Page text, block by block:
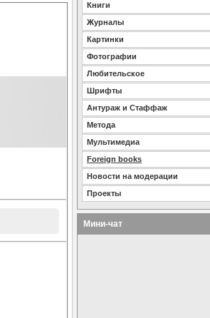
Книги
Журналы
Картинки
Фотографии
Любительское
Шрифты
Антураж и Стаффаж
Метода
Мультимедиа
Foreign books
Новости на модерации
Проекты
Мини-чат